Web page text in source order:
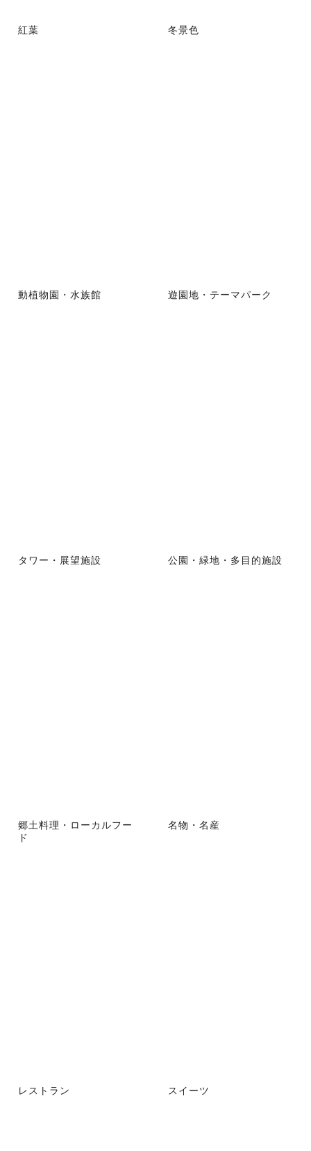
紅葉 冬景色
動植物園・水族館 遊園地・テーマパーク
タワー・展望施設 公園・緑地・多目的施設
郷土料理・ローカルフー
ド
名物・名産
レストラン スイーツ